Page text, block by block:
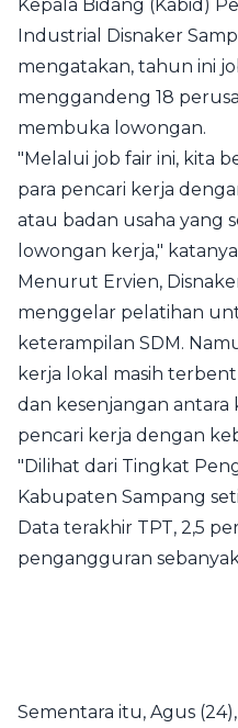
Kepala Bidang (Kabid)
Industrial Disnaker
mengatakan, tahun ini
menggandeng 18
membuka lowongan.
"Melalui job fair ini, kita
para pencari kerja
atau badan usaha yang
lowongan kerja,"
Menurut Ervien,
menggelar pelatihan
keterampilan SDM.
kerja lokal masih
dan kesenjangan
pencari kerja dengan
"Dilihat dari Tingkat
Kabupaten Sampang
Data terakhir TPT, 2,5
pengangguran sebanyak
Sementara itu, Agus